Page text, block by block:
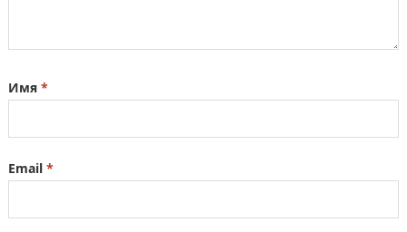
Имя *
Email *